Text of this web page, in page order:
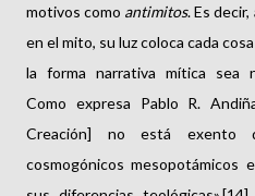
motivos como antimitos. Es
en el mito, su luz coloca cada
la forma narrativa mítica sea
Como expresa Pablo R.
Creación] no está exento
cosmogónicos mesopotámicos